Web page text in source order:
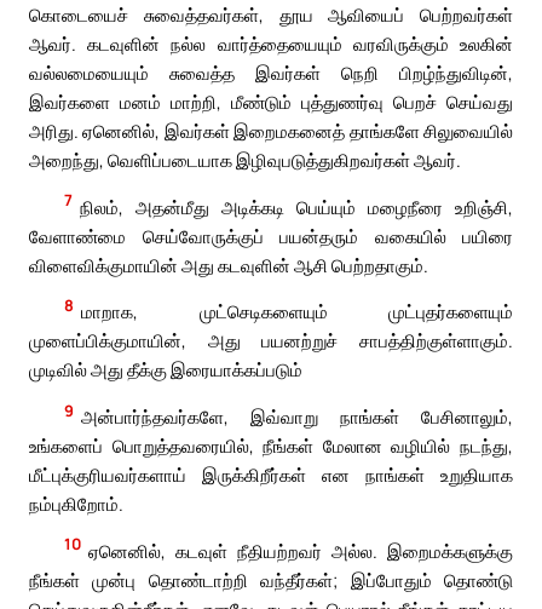
கொடையைச் சுவைத்தவர்கள், தூய ஆவியைப் பெற்றவர்கள்
ஆவர். கடவுளின் நல்ல வார்த்தையையும் வரவிருக்கும் உலகின்
வல்லமையையும் சுவைத்த இவர்கள் நெறி பிறழ்ந்துவிடின்,
இவர்களை மனம் மாற்றி, மீண்டும் புத்துணர்வு பெறச் செய்வது
அரிது. ஏனெனில், இவர்கள் இறைமகனைத் தாங்களே சிலுவையில்
அறைந்து, வெளிப்படையாக இழிவுபடுத்துகிறவர்கள் ஆவர்.
7 நிலம், அதன்மீது அடிக்கடி பெய்யும் மழைநீரை உறிஞ்சி,
வேளாண்மை செய்வோருக்குப் பயன்தரும் வகையில் பயிரை
விளைவிக்குமாயின் அது கடவுளின் ஆசி பெற்றதாகும்.
8 மாறாக, முட்செடிகளையும் முட்புதர்களையும்
முளைப்பிக்குமாயின், அது பயனற்றுச் சாபத்திற்குள்ளாகும்.
முடிவில் அது தீக்கு இரையாக்கப்படும்
9 அன்பார்ந்தவர்களே, இவ்வாறு நாங்கள் பேசினாலும்,
உங்களைப் பொறுத்தவரையில், நீங்கள் மேலான வழியில் நடந்து,
மீட்புக்குரியவர்களாய் இருக்கிறீர்கள் என நாங்கள் உறுதியாக
நம்புகிறோம்.
10 ஏனெனில், கடவுள் நீதியற்றவர் அல்ல. இறைமக்களுக்கு
நீங்கள் முன்பு தொண்டாற்றி வந்தீர்கள்; இப்போதும் தொண்டு